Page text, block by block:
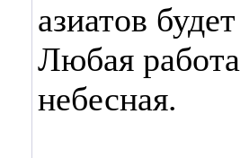
азиатов
Любая
небесная.